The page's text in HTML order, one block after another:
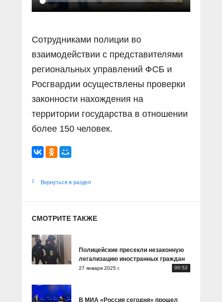
Сотрудниками полиции во
взаимодействии с представителями
региональных управлений ФСБ и
Росгвардии осуществлены проверки
законности нахождения на
территории государства в отношении
более 150 человек.
Вернуться в раздел
СМОТРИТЕ ТАКЖЕ
Полицейские пресекли незаконную
легализацию иностранных граждан
27 января 2025 г. 00:52
В МИА «Россия сегодня» прошел